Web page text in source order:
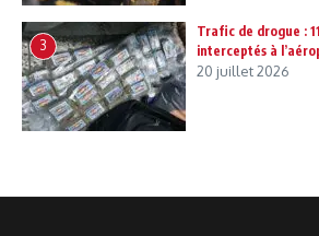
3
Trafic de drogue :
interceptés à
20 juillet 2026